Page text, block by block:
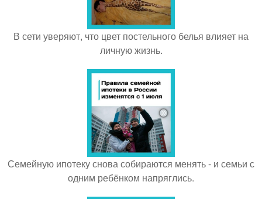
В сети уверяют, что цвет постельного белья влияет на
личную жизнь.
Семейную ипотеку снова собираются менять - и семьи с
одним ребёнком напряглись.